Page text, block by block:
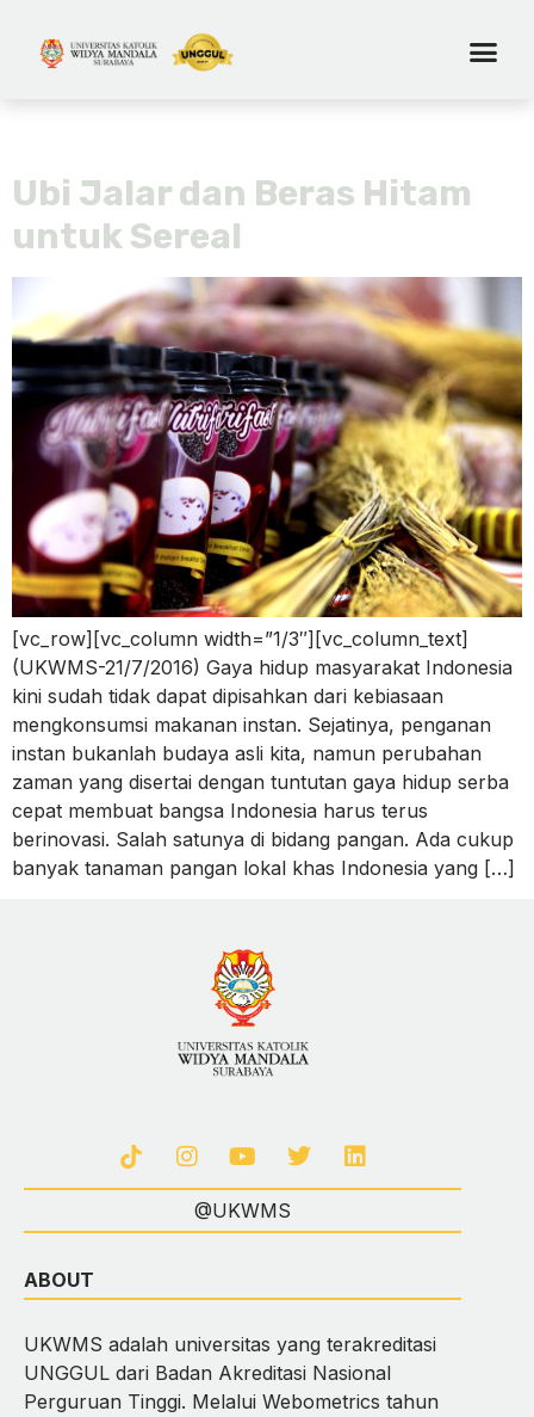
Ubi Jalar dan Beras Hitam
untuk Sereal
[vc_row][vc_column width=”1/3″][vc_column_text]
(UKWMS-21/7/2016) Gaya hidup masyarakat Indonesia
kini sudah tidak dapat dipisahkan dari kebiasaan
mengkonsumsi makanan instan. Sejatinya, penganan
instan bukanlah budaya asli kita, namun perubahan
zaman yang disertai dengan tuntutan gaya hidup serba
cepat membuat bangsa Indonesia harus terus
berinovasi. Salah satunya di bidang pangan. Ada cukup
banyak tanaman pangan lokal khas Indonesia yang […]
@UKWMS
ABOUT
UKWMS adalah universitas yang terakreditasi
UNGGUL dari Badan Akreditasi Nasional
Perguruan Tinggi. Melalui Webometrics tahun